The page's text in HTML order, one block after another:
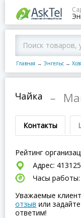
Главная → Энгельс →
Чайка –
Контакты
Рейтинг
Адрес:
Часы работы:
Уважаемые
отзыв или
ответим!